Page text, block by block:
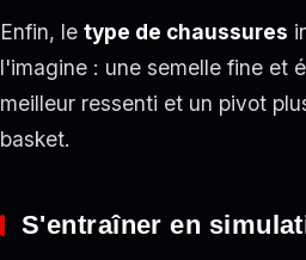
Enfin, le type de chaussures
l'imagine : une semelle fine et
meilleur ressenti et un pivot
basket.
S'entraîner en